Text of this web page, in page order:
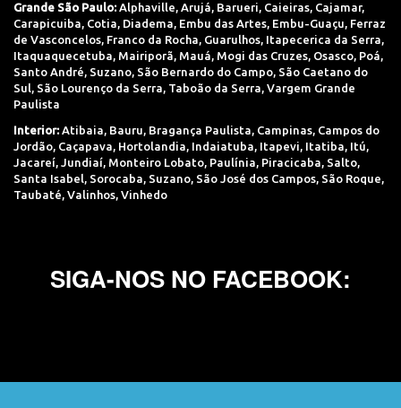
Grande São Paulo: Alphaville, Arujá, Barueri, Caieiras, Cajamar,
Carapicuiba, Cotia, Diadema, Embu das Artes, Embu-Guaçu, Ferraz
de Vasconcelos, Franco da Rocha, Guarulhos, Itapecerica da Serra,
Itaquaquecetuba, Mairiporã, Mauá, Mogi das Cruzes, Osasco, Poá,
Santo André, Suzano, São Bernardo do Campo, São Caetano do
Sul, São Lourenço da Serra, Taboão da Serra, Vargem Grande
Paulista
Interior: Atibaia Bauru Bragança Paulista Campinas Campos do
Jordão Caçapava Hortolandia Indaiatuba Itapevi Itatiba Itú
Jacareí
Jundiaí Monteiro Lobato Paulínia Piracicaba Salto
Santa Isabel Sorocaba Suzano São José dos Campos São Roque
Taubaté Valinhos Vinhedo
SIGA-NOS NO FACEBOOK: